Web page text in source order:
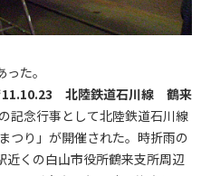
た。
北陸鉄道石川線 鶴来
記念行事として北陸鉄道石川線
つり」が開催された。時折雨の
近くの白山市役所鶴来支所周辺